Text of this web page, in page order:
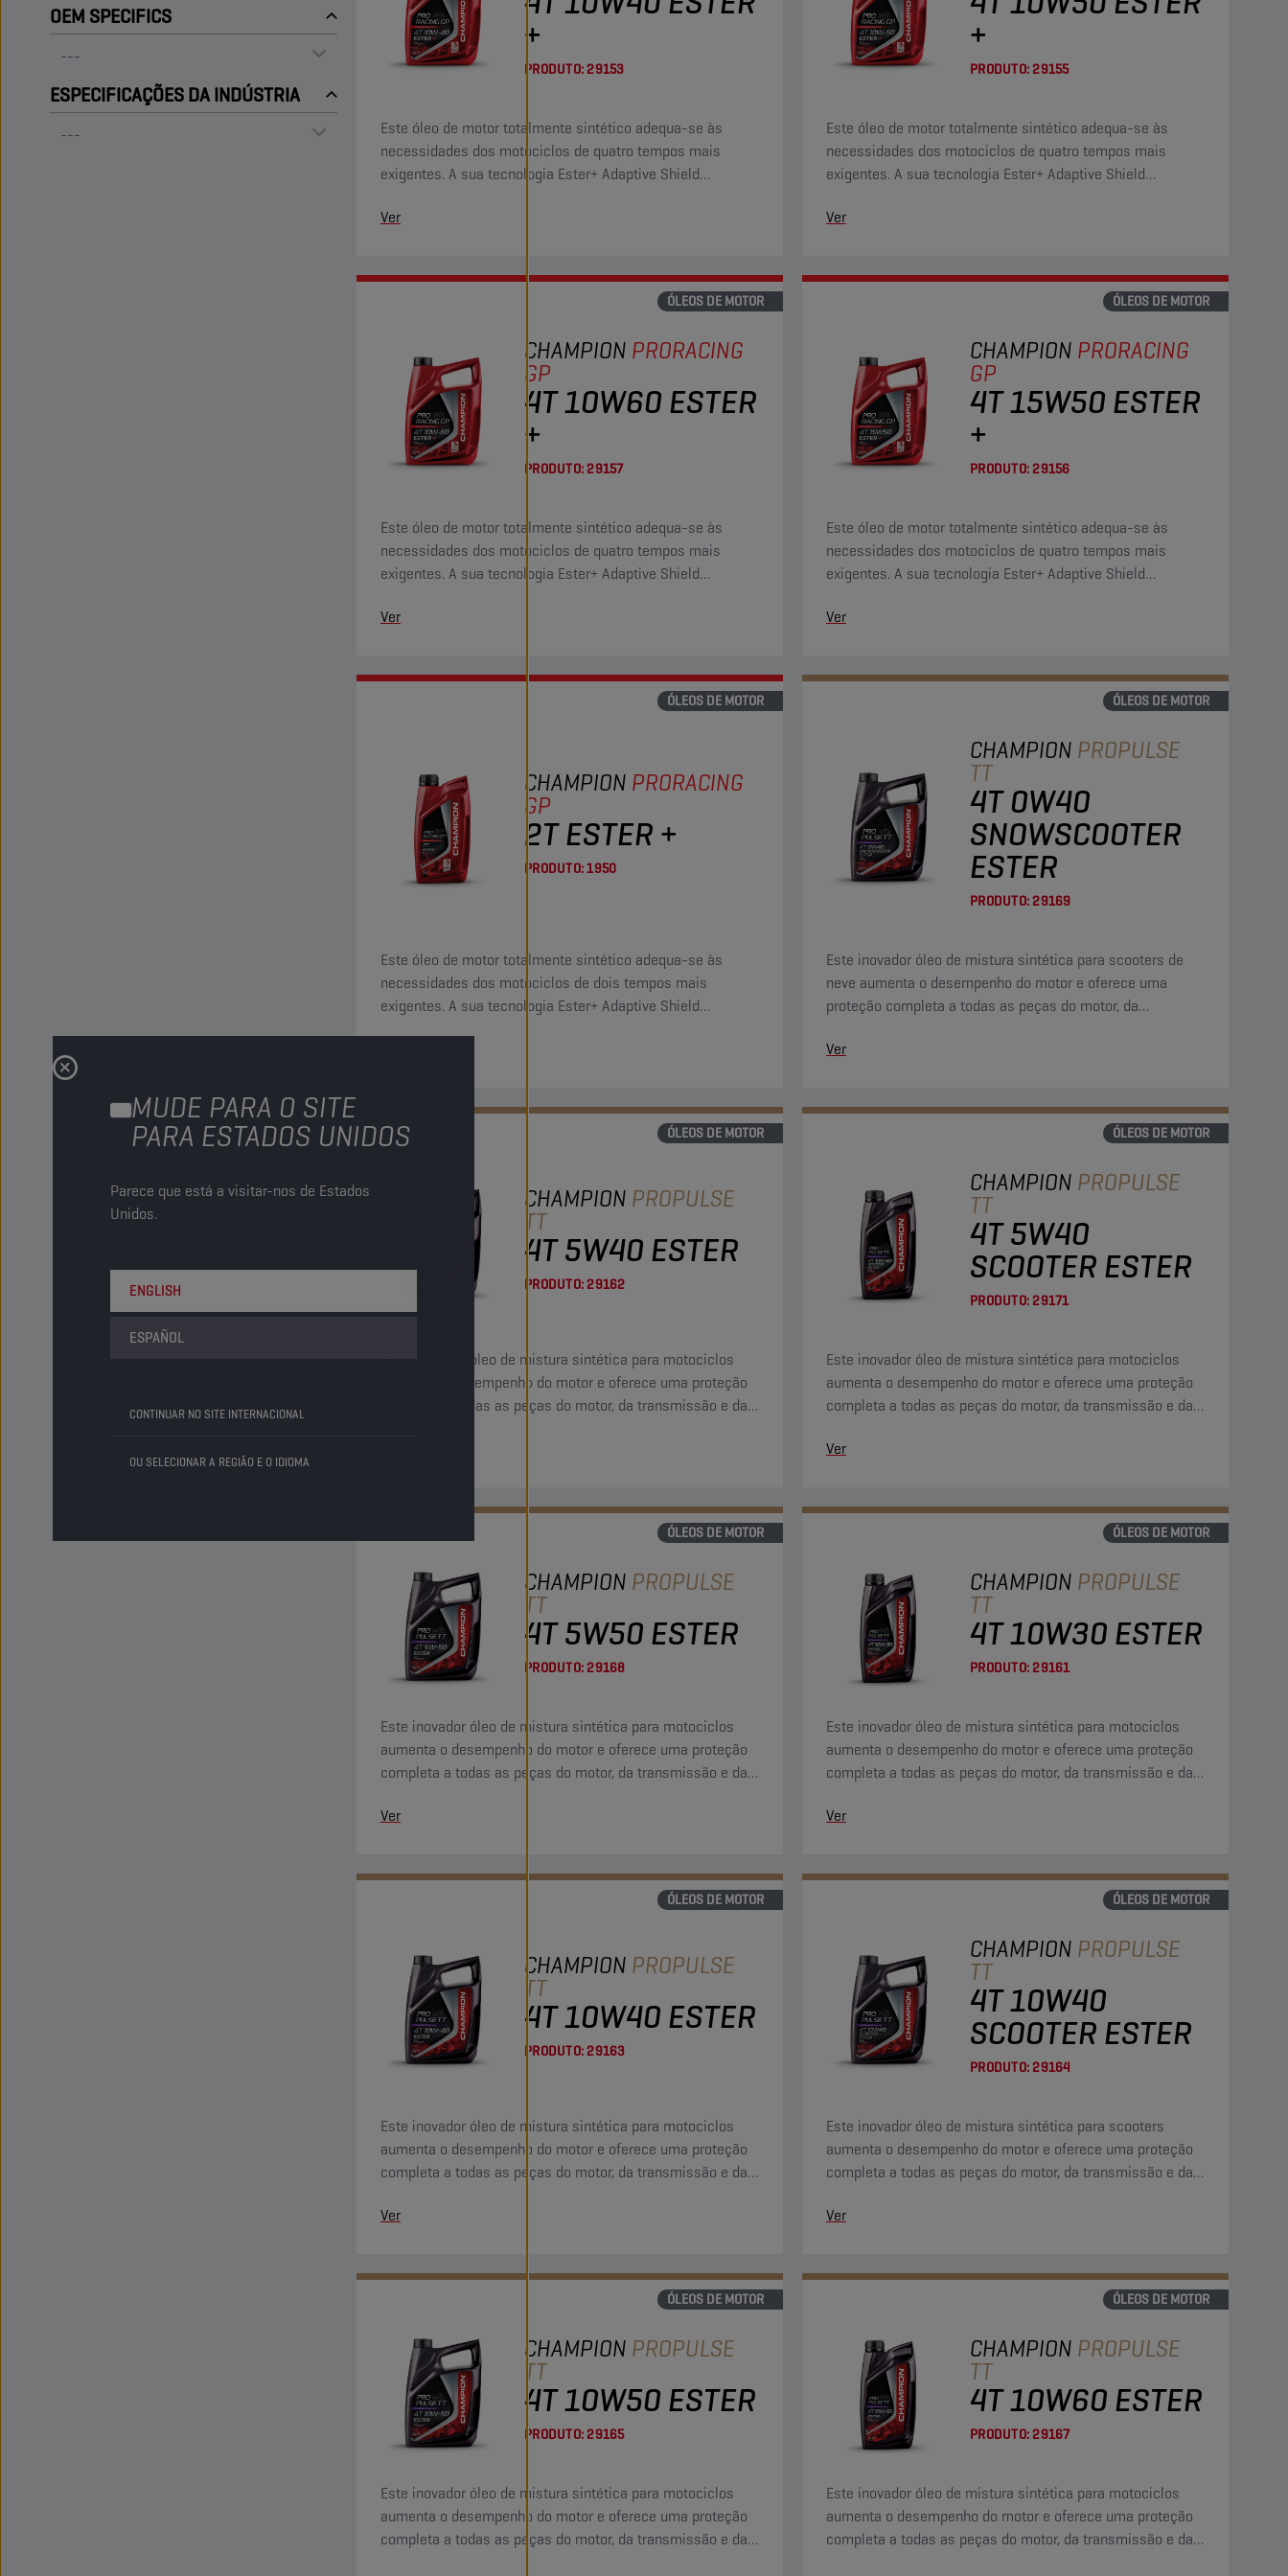
MUDE PARA O SITE
PARA ESTADOS UNIDOS
Parece que está a visitar-nos de Estados
Unidos.
ENGLISH
ESPAÑOL
CONTINUAR NO SITE INTERNACIONAL
OU SELECIONAR A REGIÃO E O IDIOMA
OEM SPECIFICS
ESPECIFICAÇÕES DA INDÚSTRIA
+
PRODUTO:29153
Este óleo de motor totalmente sintético adequa-se às
necessidades dos motociclos de quatro tempos mais
exigentes. A sua tecnologia Ester+ Adaptive Shield
de éster convencionais.
Ver
+
PRODUTO:29155
Este óleo de motor totalmente sintético adequa-se às
necessidades dos motociclos de quatro tempos mais
exigentes. A sua tecnologia Ester+ Adaptive Shield
de éster convencionais.
Ver
ÓLEOS DE MOTOR
CHAMPION PRORACING
GP
4T 10W60 ESTER
+
PRODUTO:29157
Este óleo de motor totalmente sintético adequa-se às
necessidades dos motociclos de quatro tempos mais
exigentes. A sua tecnologia Ester+ Adaptive Shield
de éster convencionais.
Ver
ÓLEOS DE MOTOR
CHAMPION PRORACING
GP
4T 15W50 ESTER
+
PRODUTO:29156
Este óleo de motor totalmente sintético adequa-se às
necessidades dos motociclos de quatro tempos mais
exigentes. A sua tecnologia Ester+ Adaptive Shield
de éster convencionais.
Ver
ÓLEOS DE MOTOR
CHAMPION PRORACING
GP
2T ESTER +
PRODUTO:1950
Este óleo de motor totalmente sintético adequa-se às
necessidades dos motociclos de dois tempos mais
exigentes. A sua tecnologia Ester+ Adaptive Shield
ÓLEOS DE MOTOR
CHAMPION PROPULSE
TT
4T 0W40
SNOWSCOOTER
ESTER
PRODUTO:29169
Este inovador óleo de mistura sintética para scooters de
neve aumenta o desempenho do motor e oferece uma
proteção completa a todas as peças do motor, da
Ver
ÓLEOS DE MOTOR
CHAMPION PROPULSE
TT
4T 5W40 ESTER
PRODUTO:29162
Este inovador óleo de mistura sintética para motociclos
aumenta o desempenho do motor e oferece uma proteção
completa a todas as peças do motor, da transmissão e da
ÓLEOS DE MOTOR
CHAMPION PROPULSE
TT
4T 5W40
SCOOTER ESTER
PRODUTO:29171
Este inovador óleo de mistura sintética para motociclos
aumenta o desempenho do motor e oferece uma proteção
completa a todas as peças do motor, da transmissão e da
Ver
ÓLEOS DE MOTOR
CHAMPION PROPULSE
TT
4T 5W50 ESTER
PRODUTO:29168
Este inovador óleo de mistura sintética para motociclos
aumenta o desempenho do motor e oferece uma proteção
completa a todas as peças do motor, da transmissão e da
Ver
ÓLEOS DE MOTOR
CHAMPION PROPULSE
TT
4T 10W30 ESTER
PRODUTO:29161
Este inovador óleo de mistura sintética para motociclos
aumenta o desempenho do motor e oferece uma proteção
completa a todas as peças do motor, da transmissão e da
Ver
ÓLEOS DE MOTOR
CHAMPION PROPULSE
TT
4T 10W40 ESTER
PRODUTO:29163
Este inovador óleo de mistura sintética para motociclos
aumenta o desempenho do motor e oferece uma proteção
completa a todas as peças do motor, da transmissão e da
Ver
ÓLEOS DE MOTOR
CHAMPION PROPULSE
TT
4T 10W40
SCOOTER ESTER
PRODUTO:29164
Este inovador óleo de mistura sintética para scooters
aumenta o desempenho do motor e oferece uma proteção
completa a todas as peças do motor, da transmissão e da
Ver
ÓLEOS DE MOTOR
CHAMPION PROPULSE
TT
4T 10W50 ESTER
PRODUTO:29165
Este inovador óleo de mistura sintética para motociclos
aumenta o desempenho do motor e oferece uma proteção
completa a todas as peças do motor, da transmissão e da
ÓLEOS DE MOTOR
CHAMPION PROPULSE
TT
4T 10W60 ESTER
PRODUTO:29167
Este inovador óleo de mistura sintética para motociclos
aumenta o desempenho do motor e oferece uma proteção
completa a todas as peças do motor, da transmissão e da